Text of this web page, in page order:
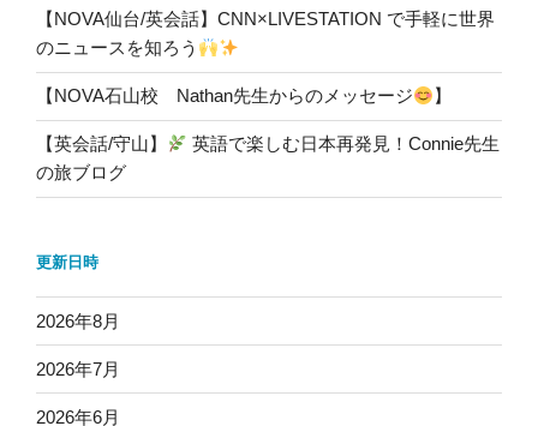
【NOVA仙台/英会話】CNN×LIVESTATION で手軽に世界
のニュースを知ろう
【NOVA石山校 Nathan先生からのメッセージ 】
【英会話/守山】
英語で楽しむ日本再発見！Connie先生
の旅ブログ
更新日時
2026年8月
2026年7月
2026年6月